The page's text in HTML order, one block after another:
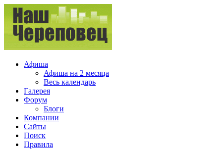
Афиша
Афиша на 2 месяца
Весь календарь
Галерея
Форум
Блоги
Компании
Сайты
Поиск
Правила